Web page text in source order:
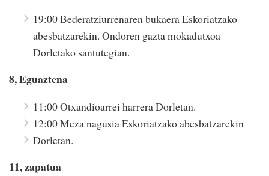
19:00 Bederatziurrenaren bukaera Eskoriatzako
abesbatzarekin. Ondoren gazta mokadutxoa
Dorletako santutegian.
8, Eguaztena
11:00 Otxandioarrei harrera Dorletan.
12:00 Meza nagusia Eskoriatzako abesbatzarekin
Dorletan.
11, zapatua